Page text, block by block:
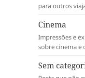
para outros
Cinema
Impressões e
sobre cinema e
Sem